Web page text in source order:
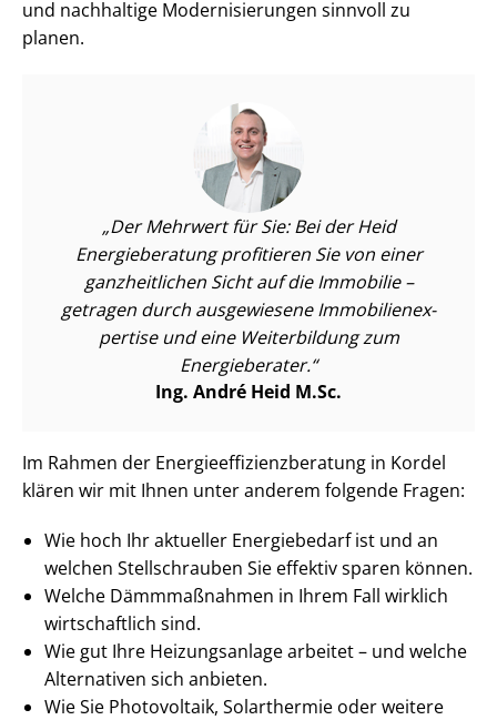
und nachhaltige Mo­der­ni­sie­run­gen sinnvoll zu
planen.
Der Mehrwert für Sie: Bei der Heid
Energieberatung profitieren Sie von einer
ganzheitlichen Sicht auf die Immobilie –
getragen durch ausgewiesene Im­mo­bi­li­en­ex­
per­ti­se und eine Weiterbildung zum
Energieberater.
Ing. André Heid M.Sc.
Im Rahmen der En­er­gie­ef­fi­zi­enz­be­ra­tung in Kordel
klären wir mit Ihnen unter anderem folgende Fragen:
Wie hoch Ihr aktueller Energiebedarf ist und an
welchen Stellschrauben Sie effektiv sparen können.
Welche Dämmmaßnahmen in Ihrem Fall wirklich
wirtschaftlich sind.
Wie gut Ihre Heizungsanlage arbeitet – und welche
Alternativen sich anbieten.
Wie Sie Photovoltaik, Solarthermie oder weitere